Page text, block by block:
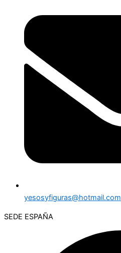
yesosyfiguras@hotmail.com
SEDE ESPAÑA